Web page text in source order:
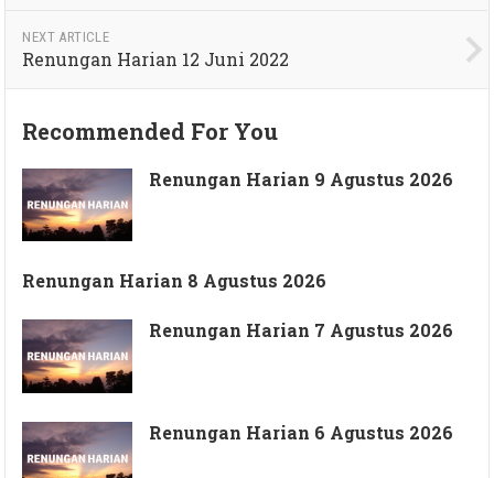
NEXT ARTICLE
Renungan Harian 12 Juni 2022
Recommended For You
Renungan Harian 9 Agustus 2026
Renungan Harian 8 Agustus 2026
Renungan Harian 7 Agustus 2026
Renungan Harian 6 Agustus 2026